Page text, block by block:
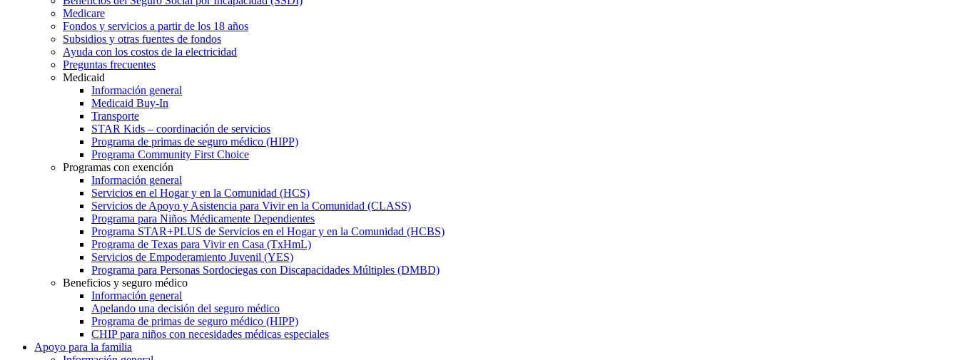
Medicare
Fondos y servicios a partir de los 18 años
Subsidios y otras fuentes de fondos
Ayuda con los costos de la electricidad
Preguntas frecuentes
Medicaid
Información general
Medicaid Buy-In
Transporte
STAR Kids – coordinación de servicios
Programa de primas de seguro médico (HIPP)
Programa Community First Choice
Programas con exención
Información general
Servicios en el Hogar y en la Comunidad (HCS)
Servicios de Apoyo y Asistencia para Vivir en la Comunidad (CLASS)
Programa para Niños Médicamente Dependientes
Programa STAR+PLUS de Servicios en el Hogar y en la Comunidad (HCBS)
Programa de Texas para Vivir en Casa (TxHmL)
Servicios de Empoderamiento Juvenil (YES)
Programa para Personas Sordociegas con Discapacidades Múltiples (DMBD)
Beneficios y seguro médico
Información general
Apelando una decisión del seguro médico
Programa de primas de seguro médico (HIPP)
CHIP para niños con necesidades médicas especiales
Apoyo para la familia